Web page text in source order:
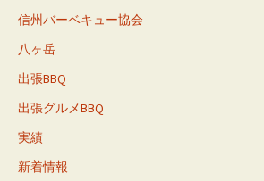
信州バーベキュー協会
八ヶ岳
出張BBQ
出張グルメBBQ
実績
新着情報